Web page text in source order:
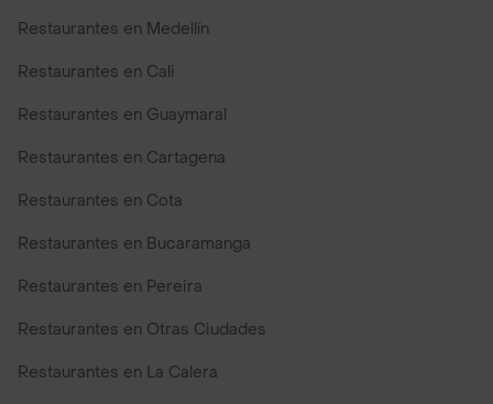
Restaurantes en Medellín
Restaurantes en Cali
Restaurantes en Guaymaral
Restaurantes en Cartagena
Restaurantes en Cota
Restaurantes en Bucaramanga
Restaurantes en Pereira
Restaurantes en Otras Ciudades
Restaurantes en La Calera